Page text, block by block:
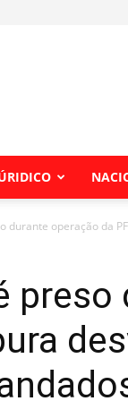
durante operação da